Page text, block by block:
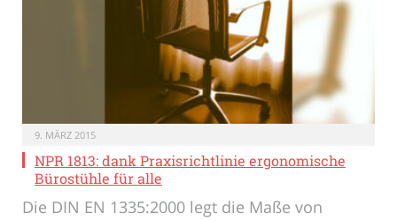
9. MÄRZ 2015
NPR 1813: dank Praxisrichtlinie ergonomische
Bürostühle für alle
Die DIN EN 1335:2000 legt die Maße von